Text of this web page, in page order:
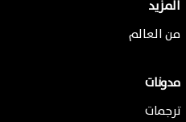
المزيد
من العالم
مدونات
ترجمات